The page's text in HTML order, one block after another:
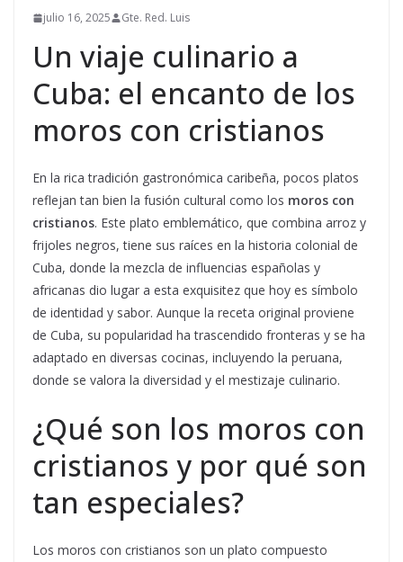
julio 16, 2025 Gte. Red. Luis
Un viaje culinario a
Cuba: el encanto de los
moros con cristianos
En la rica tradición gastronómica caribeña, pocos platos
reflejan tan bien la fusión cultural como los moros con
cristianos. Este plato emblemático, que combina arroz y
frijoles negros, tiene sus raíces en la historia colonial de
Cuba, donde la mezcla de influencias españolas y
africanas dio lugar a esta exquisitez que hoy es símbolo
de identidad y sabor. Aunque la receta original proviene
de Cuba, su popularidad ha trascendido fronteras y se ha
adaptado en diversas cocinas, incluyendo la peruana,
donde se valora la diversidad y el mestizaje culinario.
¿Qué son los moros con
cristianos y por qué son
tan especiales?
Los moros con cristianos son un plato compuesto